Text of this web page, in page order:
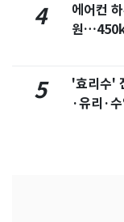
4
에어컨
원
5
'효리수'
·유리·